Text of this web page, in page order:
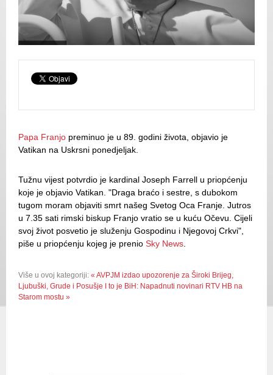
Papa Franjo preminuo je u 89. godini života, objavio je
Vatikan na Uskrsni ponedjeljak.
Tužnu vijest potvrdio je kardinal Joseph Farrell u priopćenju
koje je objavio Vatikan. "Draga braćo i sestre, s dubokom
tugom moram objaviti smrt našeg Svetog Oca Franje. Jutros
u 7.35 sati rimski biskup Franjo vratio se u kuću Očevu. Cijeli
svoj život posvetio je služenju Gospodinu i Njegovoj Crkvi",
piše u priopćenju kojeg je prenio Sky News.
Više u ovoj kategoriji: « AVPJM izdao upozorenje za Široki Brijeg,
Ljubuški, Grude i Posušje
I to je BiH: Napadnuti novinari RTV HB na
Starom mostu »